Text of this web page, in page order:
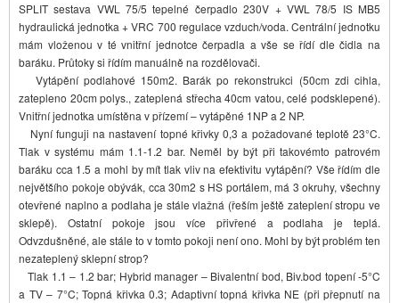
SPLIT sestava VWL 75/5 tepelné čerpadlo 230V + VWL 78/5 IS MB5
hydraulická jednotka + VRC 700 regulace vzduch/voda. Centrální jednotku
mám vloženou v té vnitřní jednotce čerpadla a vše se řídí dle čidla na
baráku. Průtoky si řídím manuálně na rozdělovači.
Vytápění podlahové 150m2. Barák po rekonstrukci (50cm zdi cihla,
zatepleno 20cm polys., zateplená střecha 40cm vatou, celé podsklepené).
Vnitřní jednotka umístěna v přízemí – vytápěné 1NP a 2 NP.
Nyní funguji na nastavení topné křivky 0,3 a požadované teplotě 23°C.
Tlak v systému mám 1.1-1.2 bar. Neměl by být při takovémto patrovém
baráku cca 1.5 a mohl by mít tlak vliv na efektivitu vytápění? Vše řídím dle
největšího pokoje obývák, cca 30m2 s HS portálem, má 3 okruhy, všechny
otevřené naplno a podlaha je stále vlažná (řeším ještě zateplení stropu ve
sklepě). Ostatní pokoje jsou více přivřené a podlaha je teplá.
Odvzdušněné, ale stále to v tomto pokoji není ono. Mohl by být problém ten
nezateplený sklepní strop?
Tlak 1.1 – 1.2 bar; Hybrid manager – Bivalentní bod, Biv.bod topení -5°C
a TV – 7°C; Topná křivka 0.3; Adaptivní topná křivka NE (při přepnutí na